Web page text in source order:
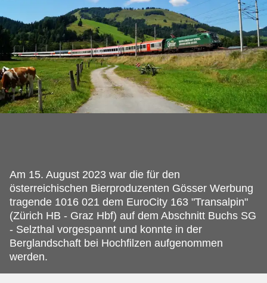
Am 15. August 2023 war die für den
österreichischen Bierproduzenten Gösser Werbung
tragende 1016 021 dem EuroCity 163 "Transalpin"
(Zürich HB - Graz Hbf) auf dem Abschnitt Buchs SG
- Selzthal vorgespannt und konnte in der
Berglandschaft bei Hochfilzen aufgenommen
werden.